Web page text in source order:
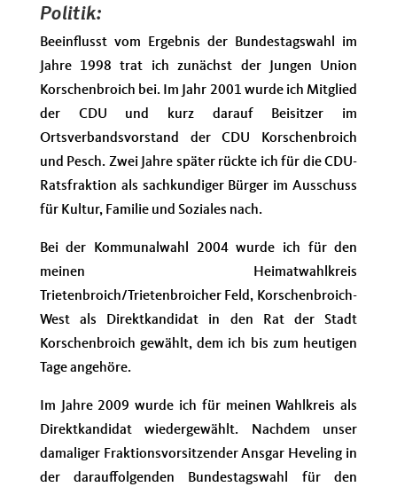
Politik:
Beeinflusst vom Ergebnis der Bundestagswahl im
Jahre 1998 trat ich zunächst der Jungen Union
Korschenbroich bei. Im Jahr 2001 wurde ich Mitglied
der CDU und kurz darauf Beisitzer im
Ortsverbandsvorstand der CDU Korschenbroich
und Pesch. Zwei Jahre später rückte ich für die CDU-
Ratsfraktion als sachkundiger Bürger im Ausschuss
für Kultur, Familie und Soziales nach.
Bei der Kommunalwahl 2004 wurde ich für den
meinen Heimatwahlkreis
Trietenbroich/Trietenbroicher Feld, Korschenbroich-
West als Direktkandidat in den Rat der Stadt
Korschenbroich gewählt, dem ich bis zum heutigen
Tage angehöre.
Im Jahre 2009 wurde ich für meinen Wahlkreis als
Direktkandidat wiedergewählt. Nachdem unser
damaliger Fraktionsvorsitzender Ansgar Heveling in
der darauffolgenden Bundestagswahl für den